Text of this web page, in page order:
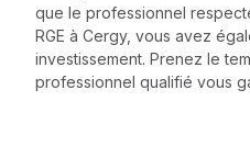
que le professionnel
RGE à Cergy, vous avez
investissement. Prenez le
professionnel qualifié vous